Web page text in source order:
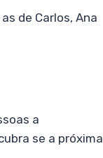
de Carlos, Ana
a
se a próxima